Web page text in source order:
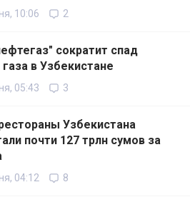
10:06 2
сократит спад
в Узбекистане
05:43 3
Узбекистана
почти 127 трлн сумов за
04:12 8